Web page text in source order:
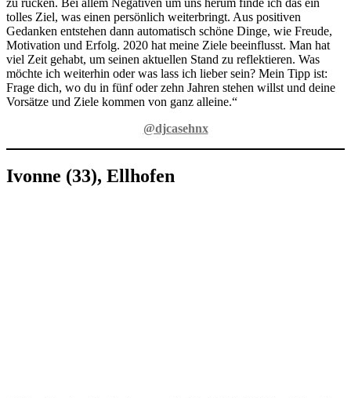
tolles Ziel, was einen persönlich weiterbringt. Aus positiven
Gedanken entstehen dann automatisch schöne Dinge, wie Freude,
Motivation und Erfolg. 2020 hat meine Ziele beeinflusst. Man hat
viel Zeit gehabt, um seinen aktuellen Stand zu reflektieren. Was
möchte ich weiterhin oder was lass ich lieber sein? Mein Tipp ist:
Frage dich, wo du in fünf oder zehn Jahren stehen willst und deine
Vorsätze und Ziele kommen von ganz alleine.“
@djcasehnx
Ivonne (33), Ellhofen